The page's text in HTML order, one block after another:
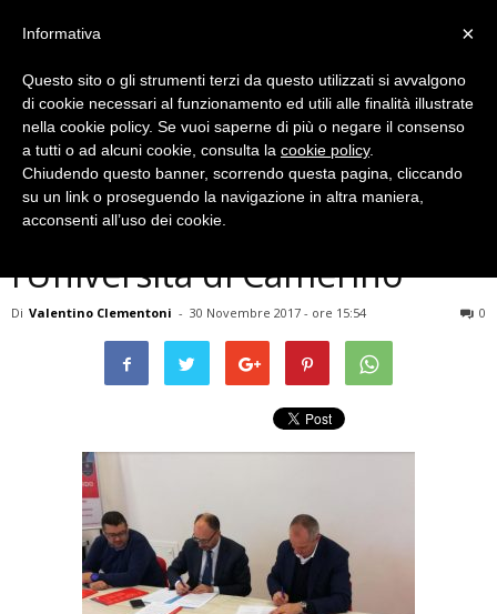
Cronaca
Terni, superconti sostiene
l’Università di Camerino
Di Valentino Clementoni - 30 Novembre 2017 - ore 15:54 0
×
Informativa
Questo sito o gli strumenti terzi da questo utilizzati si avvalgono
di cookie necessari al funzionamento ed utili alle finalità illustrate
nella cookie policy. Se vuoi saperne di più o negare il consenso
a tutti o ad alcuni cookie, consulta la cookie policy.
Chiudendo questo banner, scorrendo questa pagina, cliccando
su un link o proseguendo la navigazione in altra maniera,
acconsenti all’uso dei cookie.